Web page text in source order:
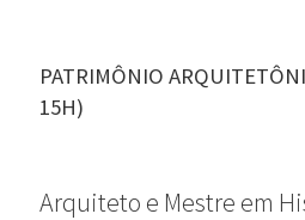
PATRIMÔNIO
15H)
Arquiteto e Mestre em